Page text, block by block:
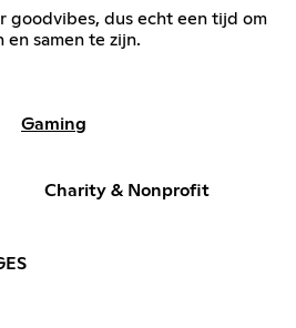
goodvibes, dus echt een tijd om
samen te zijn.
Gaming
Charity & Nonprofit